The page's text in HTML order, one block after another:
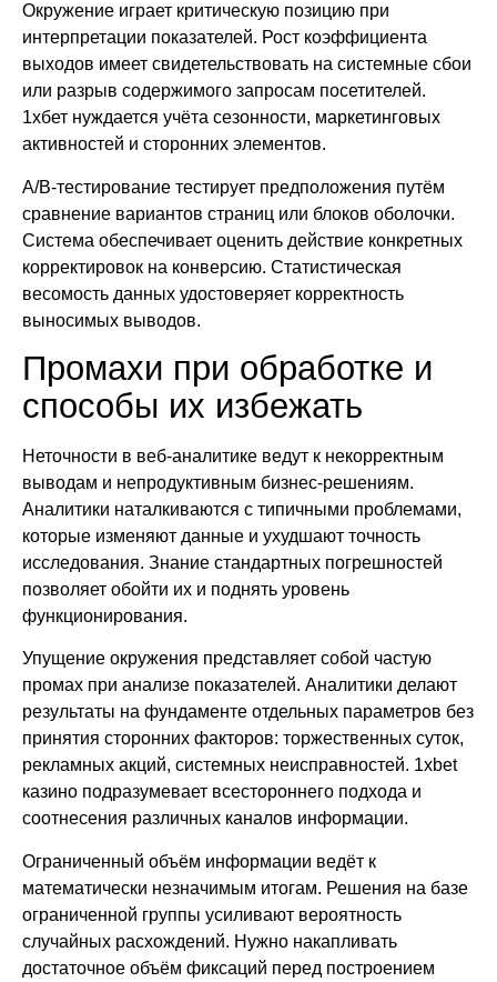
Окружение играет критическую позицию при
интерпретации показателей. Рост коэффициента
выходов имеет свидетельствовать на системные сбои
или разрыв содержимого запросам посетителей.
1хбет нуждается учёта сезонности, маркетинговых
активностей и сторонних элементов.
A/B-тестирование тестирует предположения путём
сравнение вариантов страниц или блоков оболочки.
Система обеспечивает оценить действие конкретных
корректировок на конверсию. Статистическая
весомость данных удостоверяет корректность
выносимых выводов.
Промахи при обработке и
способы их избежать
Неточности в веб-аналитике ведут к некорректным
выводам и непродуктивным бизнес-решениям.
Аналитики наталкиваются с типичными проблемами,
которые изменяют данные и ухудшают точность
исследования. Знание стандартных погрешностей
позволяет обойти их и поднять уровень
функционирования.
Упущение окружения представляет собой частую
промах при анализе показателей. Аналитики делают
результаты на фундаменте отдельных параметров без
принятия сторонних факторов: торжественных суток,
рекламных акций, системных неисправностей. 1xbet
казино подразумевает всестороннего подхода и
соотнесения различных каналов информации.
Ограниченный объём информации ведёт к
математически незначимым итогам. Решения на базе
ограниченной группы усиливают вероятность
случайных расхождений. Нужно накапливать
достаточное объём фиксаций перед построением